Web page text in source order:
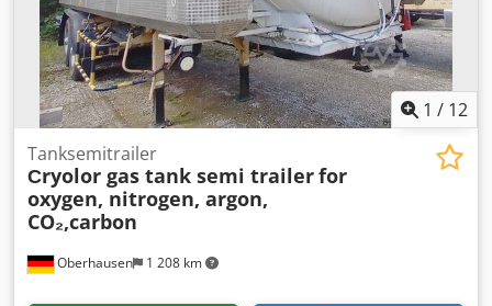
1 / 12
Oberhausen 1 208 km
Tanksemitrailer
Сryolor gas tank semi trailerfor
oxygen, nitrogen, argon,
CO₂,carbon